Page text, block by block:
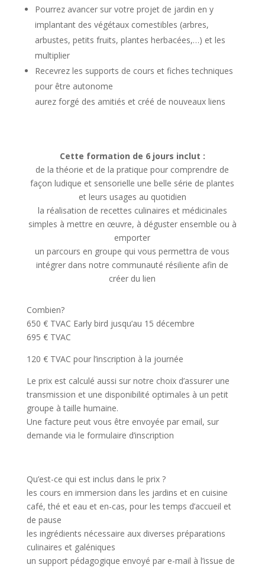
Pourrez avancer sur votre projet de jardin en y
implantant des végétaux comestibles (arbres,
arbustes, petits fruits, plantes herbacées,…) et les
multiplier
Recevrez les supports de cours et fiches techniques
pour être autonome
aurez forgé des amitiés et créé de nouveaux liens
Cette formation de 6 jours inclut :
de la théorie et de la pratique pour comprendre de
façon ludique et sensorielle une belle série de plantes
et leurs usages au quotidien
la réalisation de recettes culinaires et médicinales
simples à mettre en œuvre, à déguster ensemble ou à
emporter
un parcours en groupe qui vous permettra de vous
intégrer dans notre communauté résiliente afin de
créer du lien
Combien?
650 € TVAC Early bird jusqu’au 15 décembre
695 € TVAC
120 € TVAC pour l’inscription à la journée
Le prix est calculé aussi sur notre choix d’assurer une
transmission et une disponibilité optimales à un petit
groupe à taille humaine.
Une facture peut vous être envoyée par email, sur
demande via le formulaire d’inscription
Qu’est-ce qui est inclus dans le prix ?
les cours en immersion dans les jardins et en cuisine
café, thé et eau et en-cas, pour les temps d’accueil et
de pause
les ingrédients nécessaire aux diverses préparations
culinaires et galéniques
un support pédagogique envoyé par e-mail à l’issue de